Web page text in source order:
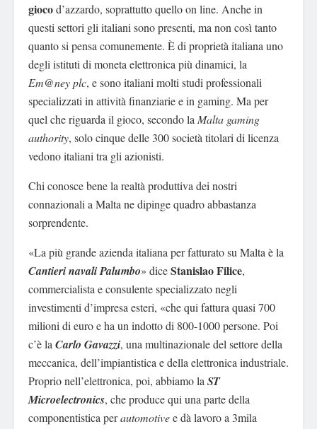
giocod’azzardo, soprattutto quello on line. Anche in
questi settori gli italiani sono presenti, ma non così tanto
quanto si pensa comunemente. È di proprietà italiana uno
degli istituti di moneta elettronica più dinamici, la
Em@neyplc, e sono italiani molti studi professionali
specializzati in attività finanziarie e in gaming. Ma per
quel che riguarda il gioco, secondo la Malta gaming
authority, solo cinque delle 300 società titolari di licenza
vedono italiani tra gli azionisti.
Chi conosce bene la realtà produttiva dei nostri
connazionali a Malta ne dipinge quadro abbastanza
sorprendente.
«La più grande azienda italiana per fatturato su Malta è la
Cantieri navali Palumbo» diceStanislao Filice,
commercialista e consulente specializzato negli
investimenti d’impresa esteri, «che qui fattura quasi 700
milioni di euro e ha un indotto di 800-1000 persone. Poi
c’è la Carlo Gavazzi, una multinazionale del settore della
meccanica, dell’impiantistica e della elettronica industriale.
Proprio nell’elettronica, poi, abbiamo la ST
Microelectronics, che produce qui una parte della
componentistica perautomotivee dà lavoro a 3mila